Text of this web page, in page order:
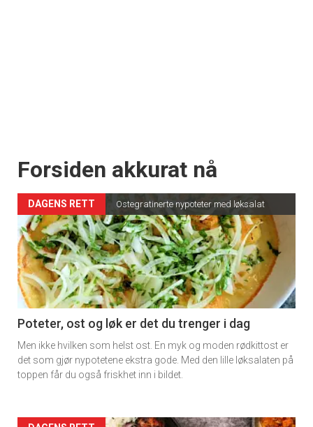
Forsiden akkurat nå
DAGENS RETT Ostegratinerte nypoteter med løksalat
Poteter, ost og løk er det du trenger i dag
Men ikke hvilken som helst ost. En myk og moden rødkittost er
det som gjør nypotetene ekstra gode. Med den lille løksalaten på
toppen får du også friskhet inn i bildet.